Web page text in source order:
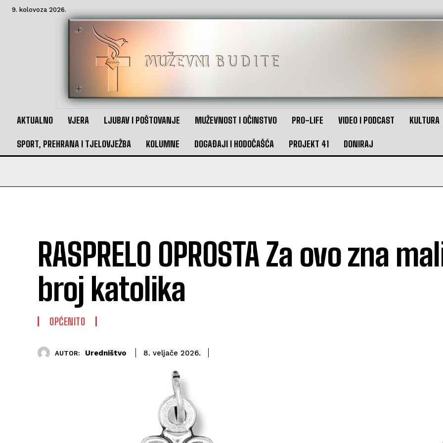
9. kolovoza 2026.
AKTUALNO VJERA LJUBAV I POŠTOVANJE MUŽEVNOST I OČINSTVO PRO-LIFE VIDEO I PODCAST KULTURA
SPORT, PREHRANA I TJELOVJEŽBA KOLUMNE DOGAĐAJI I HODOČAŠĆA PROJEKT 41 DONIRAJ
RASPRELO OPROSTA Za ovo zna
broj katolika
OPĆENITO
AUTOR: Uredništvo 8. veljače 2026.